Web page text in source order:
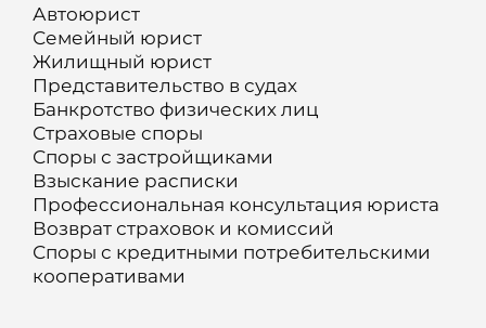
Автоюрист
Семейный юрист
Жилищный юрист
Представительство в судах
Банкротство физических лиц
Страховые споры
Споры с застройщиками
Взыскание расписки
Профессиональная консультация юриста
Возврат страховок и комиссий
Споры с кредитными потребительскими
кооперативами